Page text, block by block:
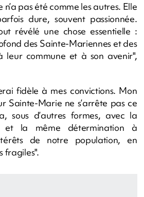
pas été comme les autres. Elle
dure, souvent passionnée.
révélé une chose essentielle :
des Sainte-Mariennes et des
leur commune et à son avenir",
fidèle à mes convictions. Mon
Sainte-Marie ne s’arrête pas ce
sous d’autres formes, avec la
et la même détermination à
de notre population, en
fragiles".